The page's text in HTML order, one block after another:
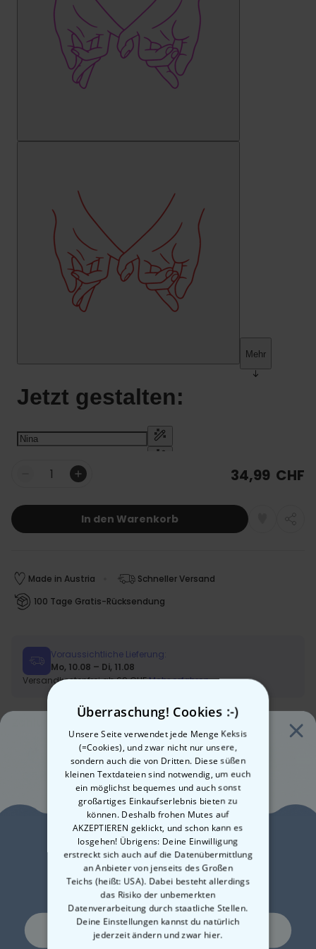
34,99 CHF
In den Warenkorb
Made in Austria
Schneller Versand
100 Tage Gratis-Rücksendung
Voraussichtliche Lieferung:
Mo, 10.08 – Di, 11.08
Versandkostenfrei ab 69 CHFMehr erfahren
Kurzbeschreibung
Mit eigenem Text
100 % Baumwolle
Hergestellt unter fairen Arbeitsbedingungen
Liebevoll bedruckt bei uns in Österreich
Personalisierbares T-Shirt mit Handsymbol und Text
Dieses T-Shirt ist für zwei Menschen, die
zusammengehören: verliebt bis über beide Ohren
oder beste Freunde fürs Leben. Vorn drauf: zwei
Hände, die sich halten – schlicht, süß und mit genau
Personalisierbares T-Shirt mit Handsymbol und Text
Der Schnitt zeichnet sich durch seine normale, gerade Form aus,
Überraschung! Cookies :-)
Unsere Seite verwendet jede Menge Keksis
(=Cookies), und zwar nicht nur unsere,
sondern auch die von Dritten. Diese süßen
kleinen Textdateien sind notwendig, um euch
ein möglichst bequemes und auch sonst
großartiges Einkaufserlebnis bieten zu
können. Deshalb frohen Mutes auf
AKZEPTIEREN geklickt, und schon kann es
losgehen! Übrigens: Deine Einwilligung
erstreckt sich auch auf die Datenübermittlung
an Anbieter von jenseits des Großen
Teichs (heißt: USA). Dabei besteht allerdings
das Risiko der unbemerkten
Datenverarbeitung durch staatliche Stellen.
Deine Einstellungen kannst du natürlich
jederzeit ändern und zwar hier.
Lust auf
10% Rabatt?
Ja, gerne!